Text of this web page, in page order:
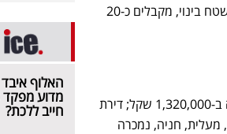
סביב 40 מ''ר, ויש 7 קומות בבניין. ועדיין, אם לוקחים בחשבון ששווי הגינה הוא רבע משטח בינוי, מקבלים כ-20
חיפה: דירת 3 חדרים רחוב עמל, שכונת קרית אליעזר, 70 מ''ר, קומה 4 מתוך 4, נמכרה ב-1,320,000 שקל; דירת
3 חדרים ברחוב הנוריות, שכונת רמות יצחק, 85 מ''ר, מרפסת 18 מ''ר, קומה 1 מתוך 6, מעלית, חניה, נמכרה
האלוף
מדוע מפקד
חייב ללכת?